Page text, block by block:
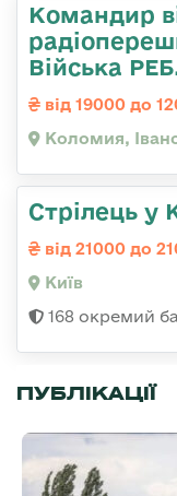
Командир
Війська
від 19000 до
Коломия,
Стрілець у
від 21000 до
Київ
168 окремий
ПУБЛІКАЦІЇ